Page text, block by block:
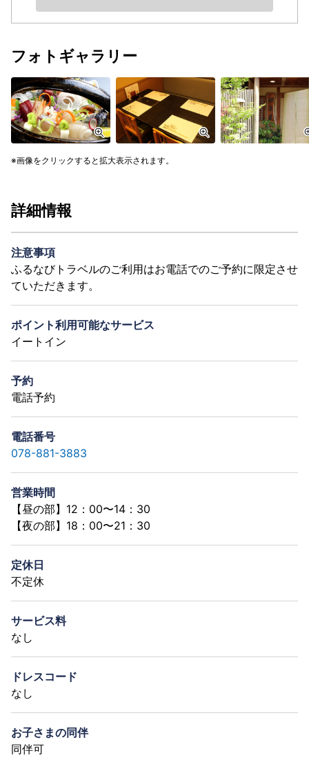
フォトギャラリー
画像をクリックすると拡大表示されます。
詳細情報
注意事項
ふるなびトラベルのご利用はお電話でのご予約に限定させ
ていただきます。
ポイント利用可能なサービス
イートイン
予約
電話予約
電話番号
078-881-3883
営業時間
【昼の部】12：00〜14：30
【夜の部】18：00〜21：30
定休日
不定休
サービス料
なし
ドレスコード
なし
お子さまの同伴
同伴可